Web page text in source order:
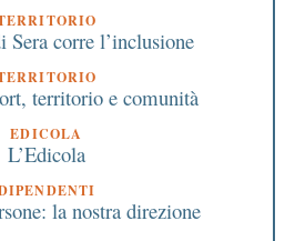
corre l’inclusione
territorio e comunità
EDICOLA
L’Edicola
la nostra direzione